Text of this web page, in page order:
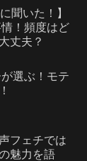
聞いた！】
！頻度はど
丈夫？
選ぶ！モテ
フェチでは
魅力を語